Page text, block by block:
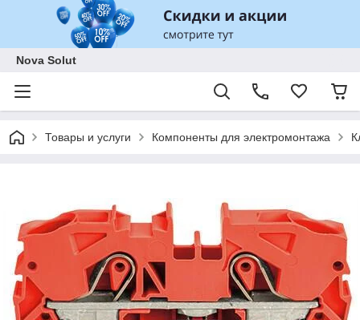
Nova Solut
Товары и услуги Компоненты для электромонтажа